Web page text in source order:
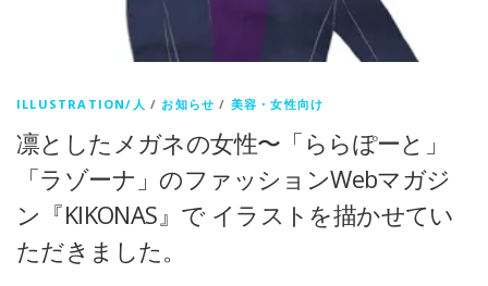
ILLUSTRATION/人 /お知らせ / 美容・女性向け
凛としたメガネの女性〜「ららぽーと」
「ラゾーナ」のファッションWebマガジ
ン『KIKONAS』で イラストを描かせてい
ただきました。